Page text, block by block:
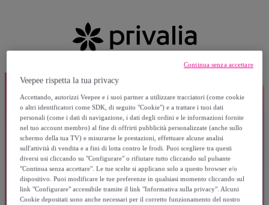
Veepee rispetta la tua privacy
Accettando, autorizzi Veepee e i suoi partner a utilizzare tracciatori (come cookie
o altri identificatori come SDK, di seguito "Cookie") e a trattare i tuoi dati
personali (come i dati di navigazione, i dati degli ordini e le informazioni fornite
nel tuo account membro) al fine di offrirti pubblicità personalizzate (anche sullo
schermo della tua TV) e misurarne le prestazioni, effettuare alcune analisi
sull'attività di vendita e a fini di lotta contro le frodi. Puoi scegliere tra questi
diversi usi cliccando su "Configurare" o rifiutare tutto cliccando sul pulsante
"Continua senza accettare". Le tue scelte si applicano solo a questo browser e/o
dispositivo. Puoi modificare le tue preferenze in qualsiasi momento cliccando sul
link "Configurare" accessibile tramite il link "Informativa sulla privacy". Alcuni
Cookie depositati sono anche necessari per il corretto funzionamento del nostro
Continua senza accettare